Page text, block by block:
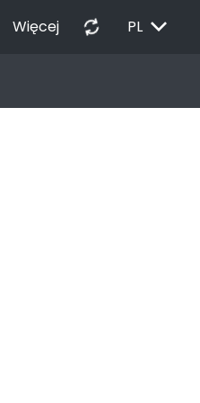
Więcej autorenew PL EXPAND_MORE